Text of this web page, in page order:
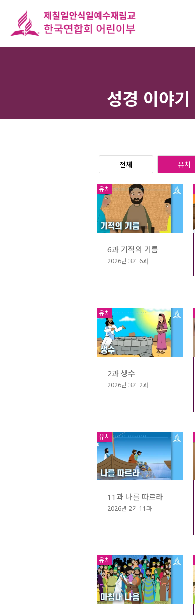
성경 이야기
전체 유치
유치
6과 기적의 기름
2026년 3기 6과
유치
2과 생수
2026년 3기 2과
유치
11과 나를 따르라
2026년 2기 11과
유치